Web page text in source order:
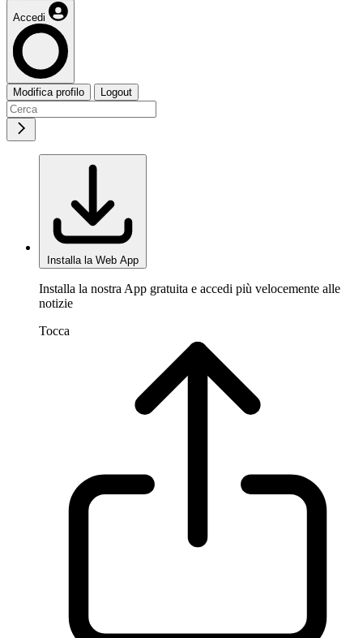
Accedi
Modifica profilo Logout
Installa la Web App
Installa la nostra App gratuita e accedi più velocemente alle
notizie
Tocca